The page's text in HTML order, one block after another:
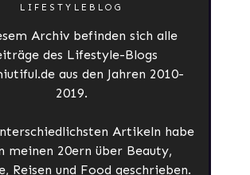
LIFESTYLEBLOG
Archiv befinden sich alle
des Lifestyle-Blogs
aus den Jahren 2010-
2019.
Artikeln habe
meinen 20ern über Beauty,
Reisen und Food geschrieben.